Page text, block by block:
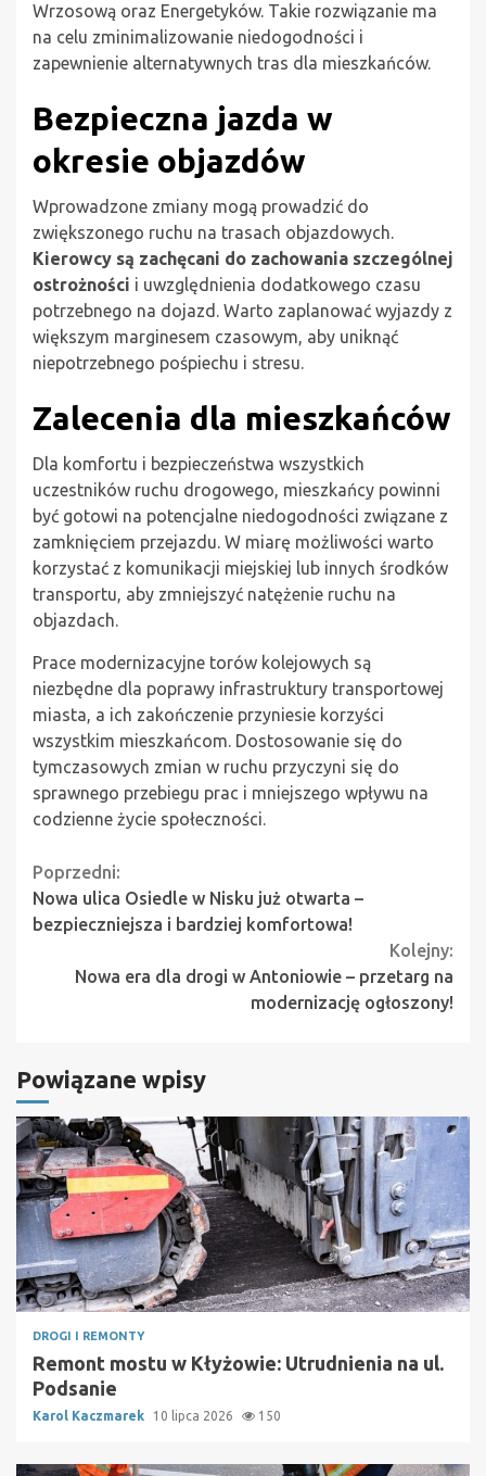
Wrzosową oraz Energetyków. Takie rozwiązanie ma
na celu zminimalizowanie niedogodności i
zapewnienie alternatywnych tras dla mieszkańców.
Bezpieczna jazda w
okresie objazdów
Wprowadzone zmiany mogą prowadzić do
zwiększonego ruchu na trasach objazdowych.
Kierowcy są zachęcani do zachowania szczególnej
ostrożności i uwzględnienia dodatkowego czasu
potrzebnego na dojazd. Warto zaplanować wyjazdy z
większym marginesem czasowym, aby uniknąć
niepotrzebnego pośpiechu i stresu.
Zalecenia dla mieszkańców
Dla komfortu i bezpieczeństwa wszystkich
uczestników ruchu drogowego, mieszkańcy powinni
być gotowi na potencjalne niedogodności związane z
zamknięciem przejazdu. W miarę możliwości warto
korzystać z komunikacji miejskiej lub innych środków
transportu, aby zmniejszyć natężenie ruchu na
objazdach.
Prace modernizacyjne torów kolejowych są
niezbędne dla poprawy infrastruktury transportowej
miasta, a ich zakończenie przyniesie korzyści
wszystkim mieszkańcom. Dostosowanie się do
tymczasowych zmian w ruchu przyczyni się do
sprawnego przebiegu prac i mniejszego wpływu na
codzienne życie społeczności.
Continue
Reading
Poprzedni:
Nowa ulica Osiedle w Nisku już otwarta –
bezpieczniejsza i bardziej komfortowa!
Kolejny:
Nowa era dla drogi w Antoniowie – przetarg na
modernizację ogłoszony!
Powiązane wpisy
DROGI I REMONTY
Remont mostu w Kłyżowie: Utrudnienia na ul.
Podsanie
Karol Kaczmarek 10 lipca 2026 150